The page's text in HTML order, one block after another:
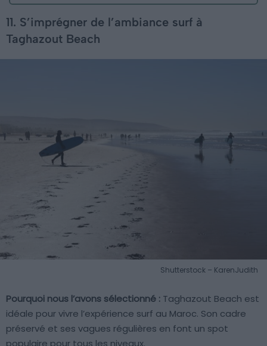
11. S’imprégner de l’ambiance surf à
Taghazout Beach
Shutterstock – KarenJudith
Pourquoi nous l’avons sélectionné : Taghazout Beach est
idéale pour vivre l’expérience surf au Maroc. Son cadre
préservé et ses vagues régulières en font un spot
populaire pour tous les niveaux.